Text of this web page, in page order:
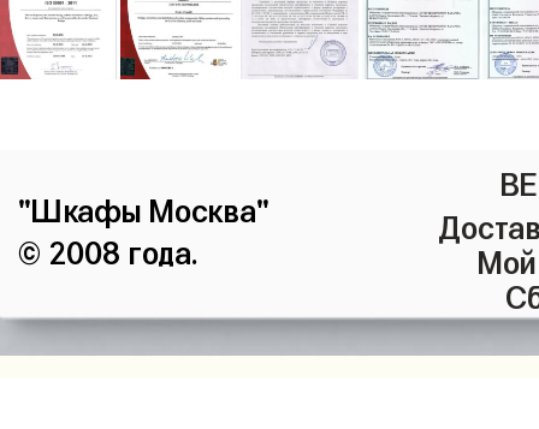
"Шкафы Москва"
© 2008 года.